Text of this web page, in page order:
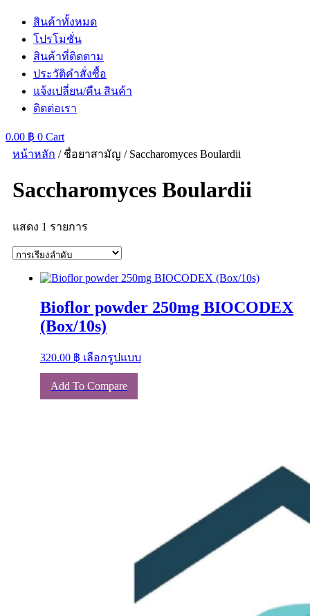
สินค้าทั้งหมด
โปรโมชั่น
สินค้าที่ติดตาม
ประวัติคำสั่งซื้อ
แจ้งเปลี่ยน/คืน สินค้า
ติดต่อเรา
0.00 ฿ 0 Cart
หน้าหลัก / ชื่อยาสามัญ / Saccharomyces Boulardii
Saccharomyces Boulardii
แสดง 1 รายการ
Bioflor powder 250mg BIOCODEX
(Box/10s)
320.00 ฿ เลือกรูปแบบ
Add To Compare